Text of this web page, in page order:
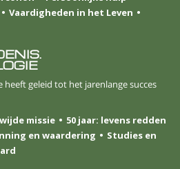
Vaardigheden in het Leven
heeft geleid tot het jarenlange succes
missie
50 jaar: levens redden
en waardering
Studies en